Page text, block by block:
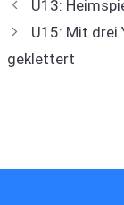
U13:
U15: Mit drei
geklettert